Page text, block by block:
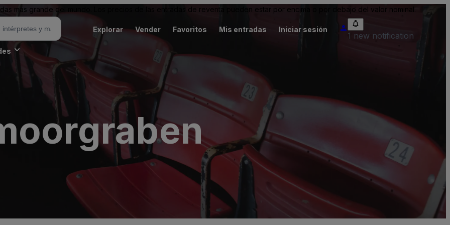
más grande del mundo. Los precios de las entradas de reventa pueden estar por encima o por debajo del valor nominal.
Explorar Vender Favoritos Mis entradas Iniciar sesión
1 new notification